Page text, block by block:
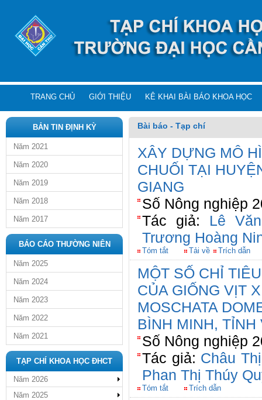
TRANG CHỦ GIỚI THIỆU KÊ KHAI BÀI BÁO KHOA HỌC
BẢN TIN ĐỊNH KỲ
Năm 2021
Năm 2020
Năm 2019
Năm 2018
Năm 2017
BÁO CÁO THƯỜNG NIÊN
Năm 2025
Năm 2024
Năm 2023
Năm 2022
Năm 2021
TẠP CHÍ KHOA HỌC ĐHCT
Năm 2026
Năm 2025
Bài báo - Tạp chí
XÂY DỰNG MÔ
CHUỐI TẠI
GIANG
Số Nông nghiệp
Tác giả: Lê
Trương Hoàng
Tóm tắt Tải về Trích dẫn
MỘT SỐ CHỈ
CỦA GIỐNG VỊT
MOSCHATA
BÌNH MINH, TỈNH
Số Nông nghiệp
Tác giả: Châu
Phan Thị Thúy
Tóm tắt Trích dẫn